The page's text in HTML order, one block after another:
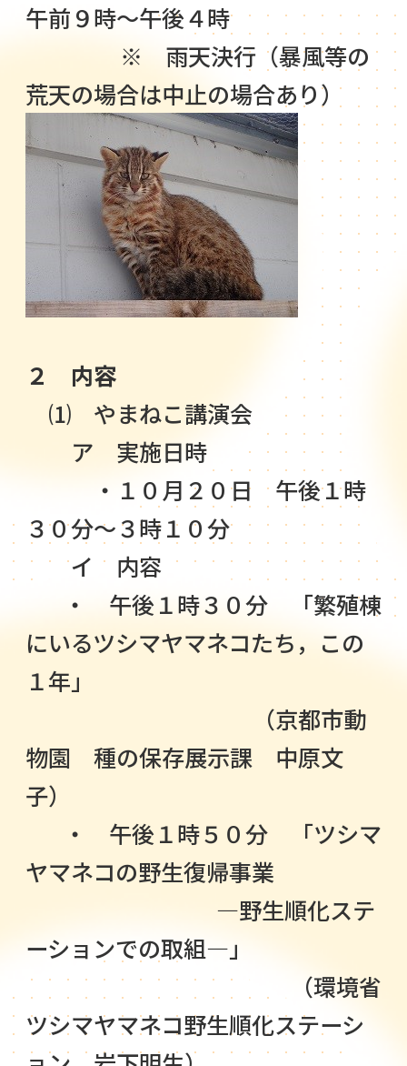
午前９時～午後４時
※ 雨天決行（暴風等の
荒天の場合は中止の場合あり）
２
内容
⑴ やまねこ講演会
ア 実施日時
・１０月２０日 午後１時
３０分～３時１０分
イ 内容
・ 午後１時３０分 「繁殖棟
にいるツシマヤマネコたち，この
１年」
（京都市動
物園 種の保存展示課 中原文
子）
・ 午後１時５０分 「ツシマ
ヤマネコの野生復帰事業
―野生順化ステ
ーションでの取組―」
（環境省
ツシマヤマネコ野生順化ステーシ